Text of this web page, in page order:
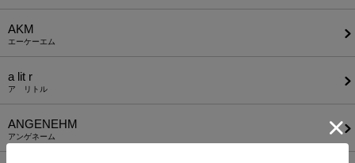
AKM
エーケーエム
a lit r
ア リトル
ANGENEHM
アンゲネーム